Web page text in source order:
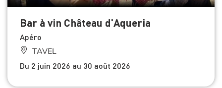
Bar à vin Château d'Aqueria
Apéro
TAVEL
Du 2 juin 2026 au 30 août 2026